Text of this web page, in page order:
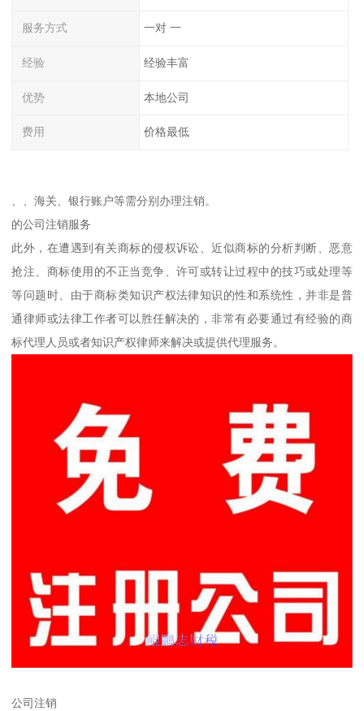
服务方式 一对 一
经验 经验丰富
优势 本地公司
费用 价格最低
、、海关、银行账户等需分别办理注销。
的公司注销服务
此外，在遭遇到有关商标的侵权诉讼、近似商标的分析判断、恶意
抢注、商标使用的不正当竞争、许可或转让过程中的技巧或处理等
等问题时、由于商标类知识产权法律知识的性和系统性，并非是普
通律师或法律工作者可以胜任解决的，非常有必要通过有经验的商
标代理人员或者知识产权律师来解决或提供代理服务。
公司注销